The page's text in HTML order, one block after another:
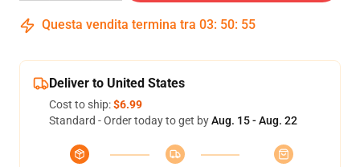
Questa vendita termina tra 03: 50: 54
Deliver to United States
Cost to ship:$6.99
Standard - Order today to get byAug. 15 - Aug. 22